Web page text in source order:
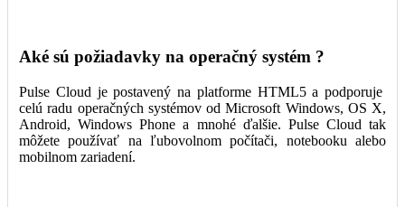
Aké sú požiadavky na operačný systém ?
Pulse Cloud je postavený na platforme HTML5 a podporuje
celú radu operačných systémov od Microsoft Windows, OS X,
Android, Windows Phone a mnohé ďalšie. Pulse Cloud tak
môžete používať na ľubovolnom počítači, notebooku alebo
mobilnom zariadení.